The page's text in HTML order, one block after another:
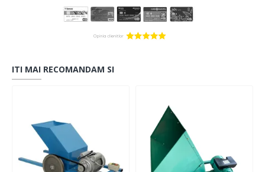
ITI MAI RECOMANDAM SI